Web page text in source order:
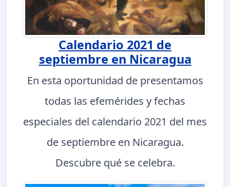
Calendario 2021 de
septiembre en Nicaragua
En esta oportunidad de presentamos
todas las efemérides y fechas
especiales del calendario 2021 del mes
de septiembre en Nicaragua.
Descubre qué se celebra.